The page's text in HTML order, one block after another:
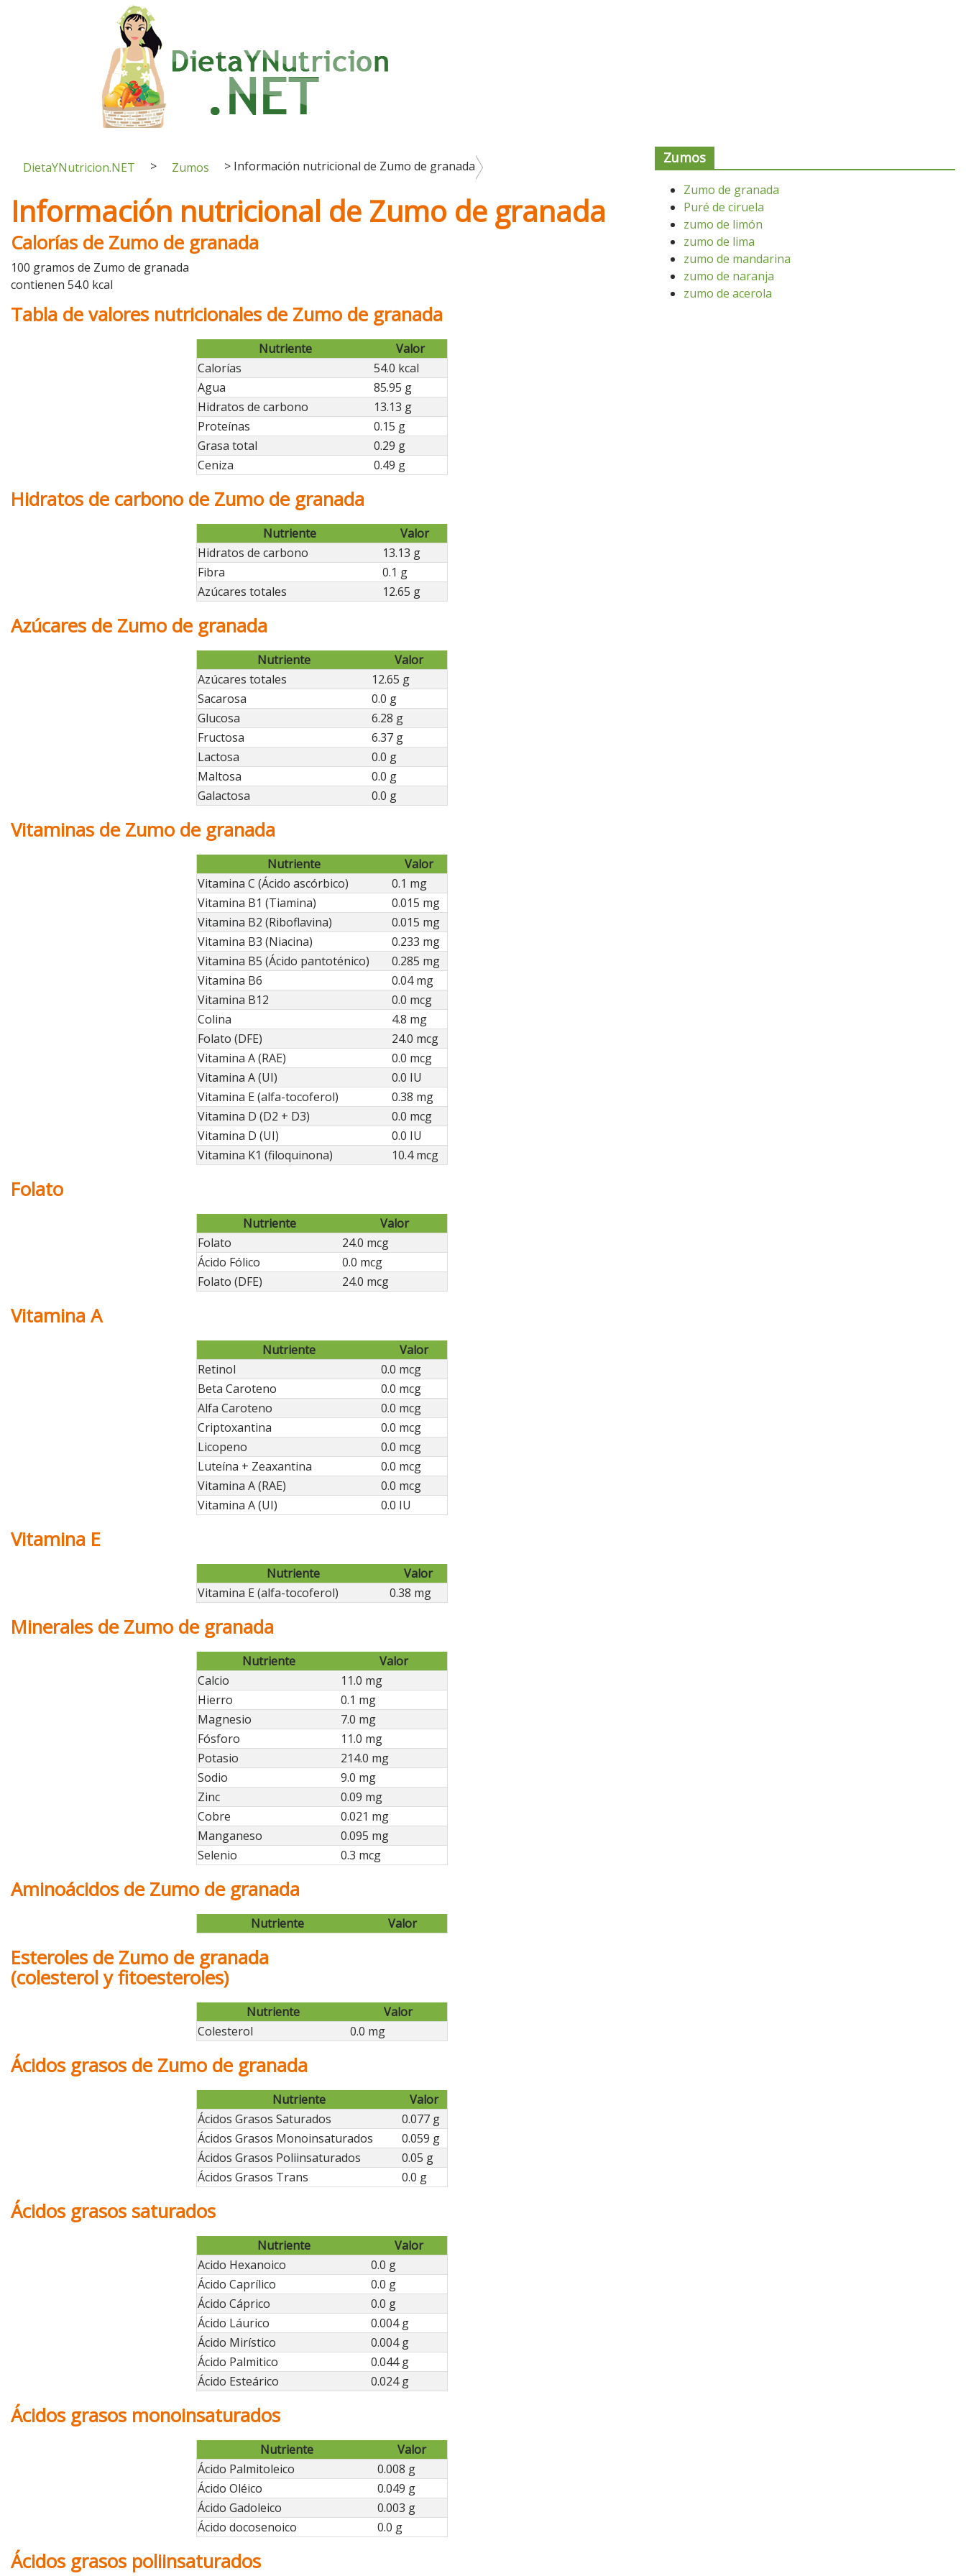
DietaYNutricion.NET > Zumos > Información nutricional de Zumo de granada
Información nutricional de Zumo de granada
Calorías de Zumo de granada
100 gramos de Zumo de granada
contienen 54.0 kcal
Tabla de valores nutricionales de Zumo de granada
Nutriente
Valor
Calorías
54.0 kcal
Agua
85.95 g
Hidratos de carbono
13.13 g
Proteínas
0.15 g
Grasa total
0.29 g
Ceniza
0.49 g
Hidratos de carbono de Zumo de granada
Nutriente
Valor
Hidratos de carbono
13.13 g
Fibra
0.1 g
Azúcares totales
12.65 g
Azúcares de Zumo de granada
Nutriente
Valor
Azúcares totales
12.65 g
Sacarosa
0.0 g
Glucosa
6.28 g
Fructosa
6.37 g
Lactosa
0.0 g
Maltosa
0.0 g
Galactosa
0.0 g
Vitaminas de Zumo de granada
Nutriente
Valor
Vitamina C (Ácido ascórbico)
0.1 mg
Vitamina B1 (Tiamina)
0.015 mg
Vitamina B2 (Riboflavina)
0.015 mg
Vitamina B3 (Niacina)
0.233 mg
Vitamina B5 (Ácido pantoténico)
0.285 mg
Vitamina B6
0.04 mg
Vitamina B12
0.0 mcg
Colina
4.8 mg
Folato (DFE)
24.0 mcg
Vitamina A (RAE)
0.0 mcg
Vitamina A (UI)
0.0 IU
Vitamina E (alfa-tocoferol)
0.38 mg
Vitamina D (D2 + D3)
0.0 mcg
Vitamina D (UI)
0.0 IU
Vitamina K1 (filoquinona)
10.4 mcg
Folato
Nutriente
Valor
Folato
24.0 mcg
Ácido Fólico
0.0 mcg
Folato (DFE)
24.0 mcg
Vitamina A
Nutriente
Valor
Retinol
0.0 mcg
Beta Caroteno
0.0 mcg
Alfa Caroteno
0.0 mcg
Criptoxantina
0.0 mcg
Licopeno
0.0 mcg
Luteína + Zeaxantina
0.0 mcg
Vitamina A (RAE)
0.0 mcg
Vitamina A (UI)
0.0 IU
Vitamina E
Nutriente
Valor
Vitamina E (alfa-tocoferol)
0.38 mg
Minerales de Zumo de granada
Nutriente
Valor
Calcio
11.0 mg
Hierro
0.1 mg
Magnesio
7.0 mg
Fósforo
11.0 mg
Potasio
214.0 mg
Sodio
9.0 mg
Zinc
0.09 mg
Cobre
0.021 mg
Manganeso
0.095 mg
Selenio
0.3 mcg
Aminoácidos de Zumo de granada
Nutriente Valor
Esteroles de Zumo de granada
(colesterol y fitoesteroles)
Nutriente
Valor
Colesterol
0.0 mg
Ácidos grasos de Zumo de granada
Nutriente
Valor
Ácidos Grasos Saturados
0.077 g
Ácidos Grasos Monoinsaturados
0.059 g
Ácidos Grasos Poliinsaturados
0.05 g
Ácidos Grasos Trans
0.0 g
Ácidos grasos saturados
Nutriente
Valor
Acido Hexanoico
0.0 g
Ácido Caprílico
0.0 g
Ácido Cáprico
0.0 g
Ácido Láurico
0.004 g
Ácido Mirístico
0.004 g
Ácido Palmitico
0.044 g
Ácido Esteárico
0.024 g
Ácidos grasos monoinsaturados
Nutriente
Valor
Ácido Palmitoleico
0.008 g
Ácido Oléico
0.049 g
Ácido Gadoleico
0.003 g
Ácido docosenoico
0.0 g
Ácidos grasos poliinsaturados
Zumos
Zumo de granada
Puré de ciruela
zumo de limón
zumo de lima
zumo de mandarina
zumo de naranja
zumo de acerola